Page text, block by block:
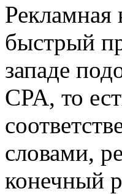
Рекламная
быстрый
западе
CPA, то
словами,
конечный